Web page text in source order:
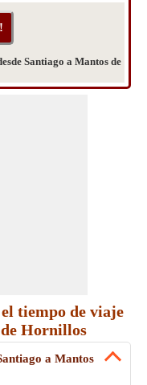
Santiago a Mantos de
tiempo de viaje
Hornillos
a Mantos